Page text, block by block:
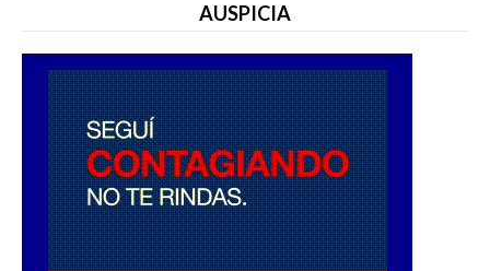
AUSPICIA